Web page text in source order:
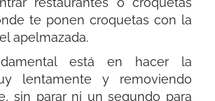
te ponen croquetas con la
apelmazada.
está en hacer la
lentamente y removiendo
sin parar ni un segundo para